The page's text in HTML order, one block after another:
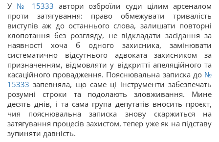
У № 15333 автори озброїли суди цілим арсеналом
проти затягування: право обмежувати тривалість
виступів аж до останнього слова, залишати повторні
клопотання без розгляду, не відкладати засідання за
наявності хоча б одного захисника, замінювати
систематично відсутнього адвоката захисником за
призначенням, відмовляти у відкритті апеляційного та
касаційного провадження. Пояснювальна записка до №
15333 запевняла, що саме ці інструменти забезпечать
розумні строки та подолають зловживання. Мине
десять днів, і та сама група депутатів вносить проєкт,
чия пояснювальна записка знову скаржиться на
затягування процесів захистом, тепер уже як на підставу
зупиняти давність.